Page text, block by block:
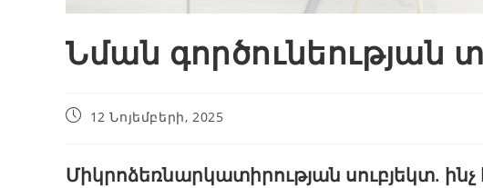
Նման գործունեության
12 Նոյեմբերի, 2025
Միկրոձեռնարկատիրության սուբյեկտ. ինչ